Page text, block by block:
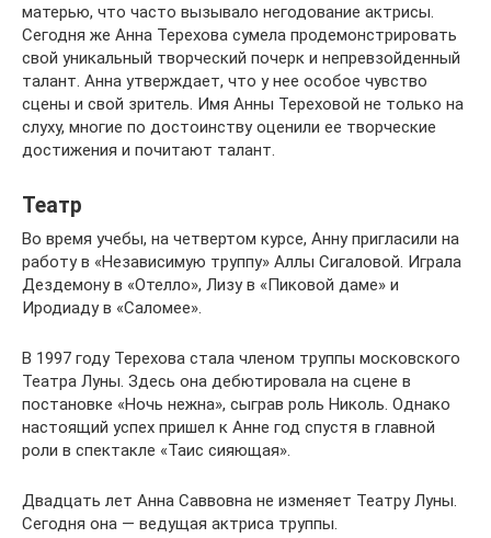
матерью, что часто вызывало негодование актрисы.
Сегодня же Анна Терехова сумела продемонстрировать
свой уникальный творческий почерк и непревзойденный
талант. Анна утверждает, что у нее особое чувство
сцены и свой зритель. Имя Анны Тереховой не только на
слуху, многие по достоинству оценили ее творческие
достижения и почитают талант.
Театр
Во время учебы, на четвертом курсе, Анну пригласили на
работу в «Независимую труппу» Аллы Сигаловой. Играла
Дездемону в «Отелло», Лизу в «Пиковой даме» и
Иродиаду в «Саломее».
В 1997 году Терехова стала членом труппы московского
Театра Луны. Здесь она дебютировала на сцене в
постановке «Ночь нежна», сыграв роль Николь. Однако
настоящий успех пришел к Анне год спустя в главной
роли в спектакле «Таис сияющая».
Двадцать лет Анна Саввовна не изменяет Театру Луны.
Сегодня она — ведущая актриса труппы.